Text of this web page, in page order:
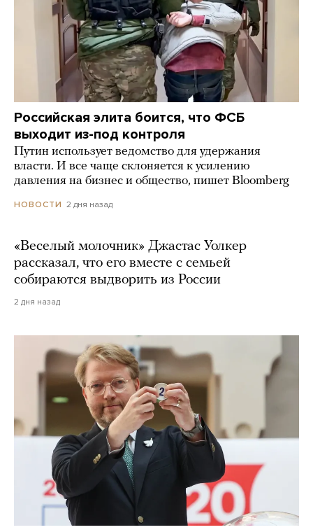
Российская элита боится, что ФСБ
выходит из-под контроля
Путин использует ведомство для удержания
власти. И все чаще склоняется к усилению
давления на бизнес и общество, пишет Bloomberg
НОВОСТИ 2 дня назад
«Веселый молочник» Джастас Уолкер
рассказал, что его вместе с семьей
собираются выдворить из России
2 дня назад